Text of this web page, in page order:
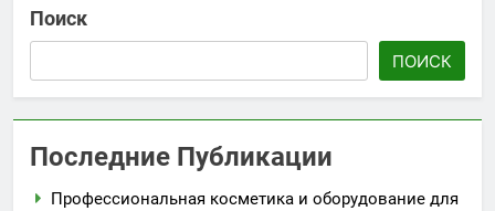
Поиск
ПОИСК
Последние Публикации
Профессиональная косметика и оборудование для